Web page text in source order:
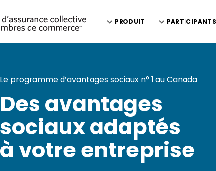
PRODUIT PARTICIPANTS
Le programme d’avantages sociaux n° 1 au Canada
Des avantages
sociaux adaptés
à votre entreprise